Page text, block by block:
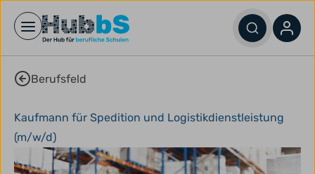
Open main menu
Berufsfeld
Kaufmann für Spedition und Logistikdienstleistung
(m/w/d)